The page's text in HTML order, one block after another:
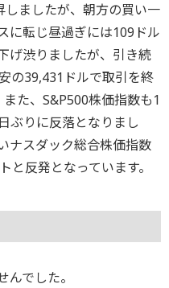
ましたが、朝方の買い一
に転じ昼過ぎには109ドル
げ渋りましたが、引き続
の39,431ドルで取引を終
た、S&P500株価指数も1
ぶりに反落となりまし
ナスダック総合株価指数
と反発となっています。
でした。